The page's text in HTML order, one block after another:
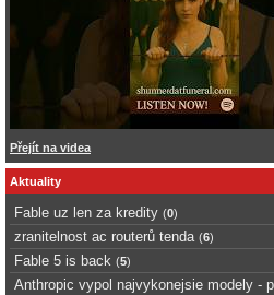
Přejít na videa
Aktuality
Fable uz len za kredity (0)
zranitelnost ac routerů tenda (6)
Fable 5 is back (5)
Anthropic vypol najvykonejsie modely -